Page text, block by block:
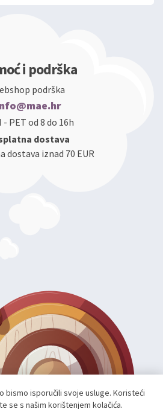
i podrška
podrška
- PET od 8 do 16h
dostava
dostava iznad 70 EUR
bismo isporučili svoje usluge. Koristeći
se s našim korištenjem kolačića.